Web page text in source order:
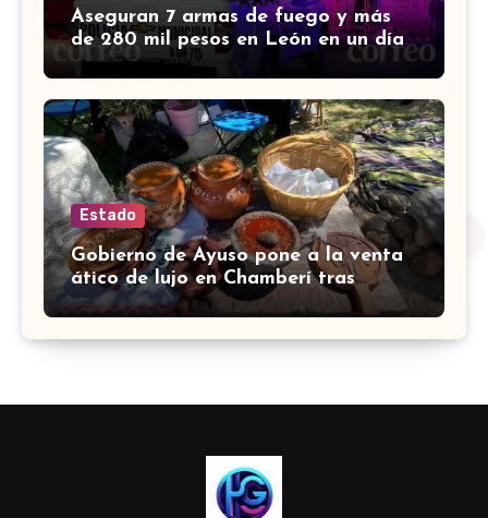
Aseguran 7 armas de fuego y más
de 280 mil pesos en León en un día;
hay 4 detenidos
Estado
Gobierno de Ayuso pone a la venta
ático de lujo en Chamberí tras
comprarlo por 6,3 millones de euros